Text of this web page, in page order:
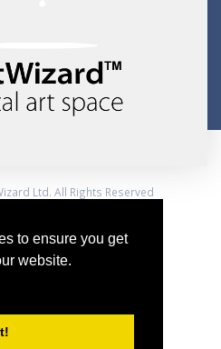
to ensure you get
website.
Ltd. All Rights Reserved